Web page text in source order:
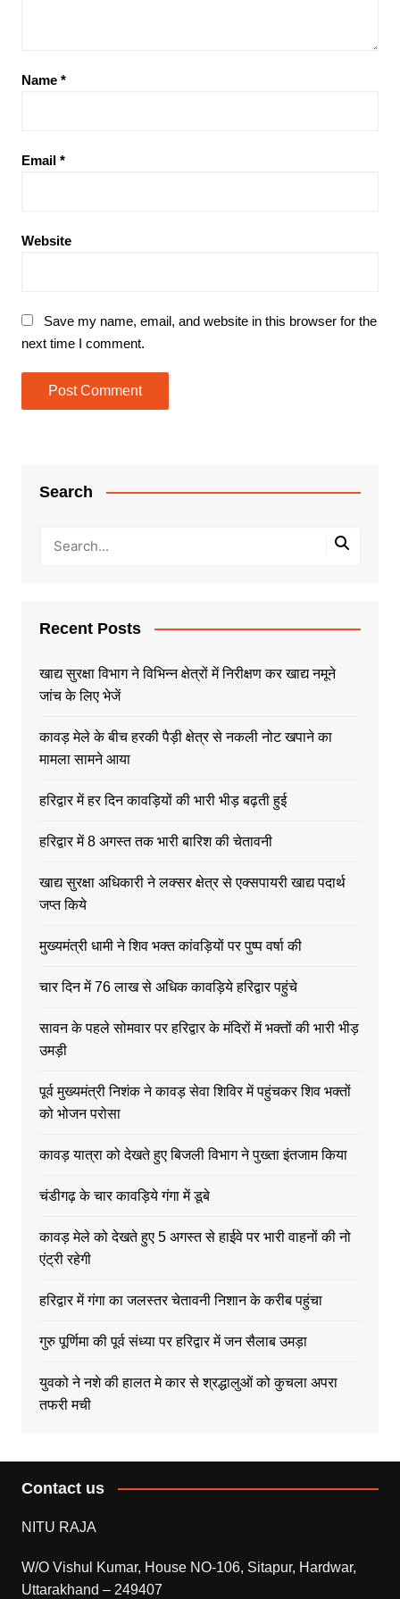
Name *
Email *
Website
Save my name, email, and website in this browser for the
next time I comment.
Search
Recent Posts
खाद्य सुरक्षा विभाग ने विभिन्न क्षेत्रों में निरीक्षण कर खाद्य नमूने
जांच के लिए भेजें
कावड़ मेले के बीच हरकी पैड़ी क्षेत्र से नकली नोट खपाने का
मामला सामने आया
हरिद्वार में हर दिन कावड़ियों की भारी भीड़ बढ़ती हुई
हरिद्वार में 8 अगस्त तक भारी बारिश की चेतावनी
खाद्य सुरक्षा अधिकारी ने लक्सर क्षेत्र से एक्सपायरी खाद्य पदार्थ
जप्त किये
मुख्यमंत्री धामी ने शिव भक्त कांवड़ियों पर पुष्प वर्षा की
चार दिन में 76 लाख से अधिक कावड़िये हरिद्वार पहुंचे
सावन के पहले सोमवार पर हरिद्वार के मंदिरों में भक्तों की भारी भीड़
उमड़ी
पूर्व मुख्यमंत्री निशंक ने कावड़ सेवा शिविर में पहुंचकर शिव भक्तों
को भोजन परोसा
कावड़ यात्रा को देखते हुए बिजली विभाग ने पुख्ता इंतजाम किया
चंडीगढ़ के चार कावड़िये गंगा में डूबे
कावड़ मेले को देखते हुए 5 अगस्त से हाईवे पर भारी वाहनों की नो
एंट्री रहेगी
हरिद्वार में गंगा का जलस्तर चेतावनी निशान के करीब पहुंचा
गुरु पूर्णिमा की पूर्व संध्या पर हरिद्वार में जन सैलाब उमड़ा
युवको ने नशे की हालत मे कार से श्रद्धालुओं को कुचला अपरा
तफरी मची
Contact us
NITU RAJA
W/O Vishul Kumar, House NO-106, Sitapur, Hardwar,
Uttarakhand – 249407